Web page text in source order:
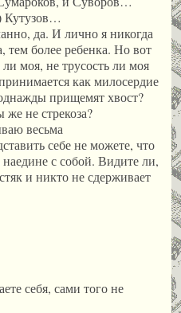
да. И лично я никогда
тем более ребенка. Но вот
моя, не трусость ли моя
как милосердие
прищемят хвост?
не стрекоза?
весьма
себе не можете, что
с собой. Видите ли,
и никто не сдерживает
сами того не